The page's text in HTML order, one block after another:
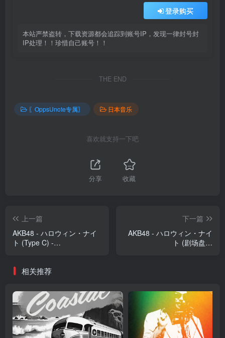
登录购买
本站严禁盗转，下载资源都会追踪到账号IP，发现一律封号封
IP处理！！珍惜自己账号！！
THE END
〖OppsUnote专属〗 日本音乐
喜欢就支持一下吧
分享 收藏
上一篇
AKB48 - ハロウィン・ナイ
ト (Type C) -
下一篇
AKB48 - ハロウィン・ナイ
ト (剧场盘) -
相关推荐